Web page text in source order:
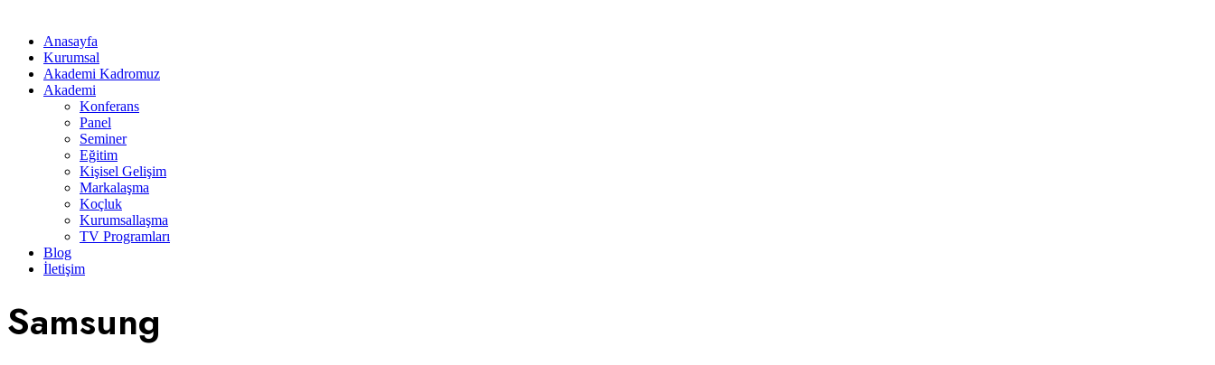
Anasayfa
Kurumsal
Akademi Kadromuz
Akademi
Konferans
Panel
Seminer
Eğitim
Kişisel Gelişim
Markalaşma
Koçluk
Kurumsallaşma
TV Programları
Blog
İletişim
Samsung